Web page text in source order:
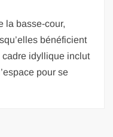
la basse-cour,
bénéficient
cadre idyllique inclut
pour se